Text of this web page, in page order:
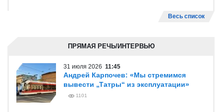
Весь список
ПРЯМАЯ РЕЧЬ/ИНТЕРВЬЮ
31 июля 2026 11:45
Андрей Карпочев: «Мы стремимся
вывести „Татры“ из эксплуатации»
1101